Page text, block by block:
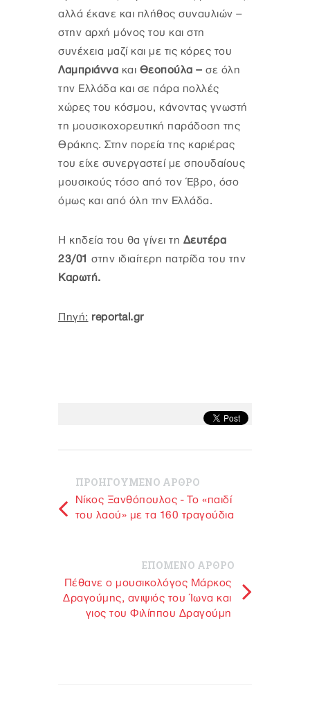
αλλά έκανε και πλήθος συναυλιών –
στην αρχή μόνος του και στη
συνέχεια μαζί και με τις κόρες του
Λαμπριάννα και Θεοπούλα – σε όλη
την Ελλάδα και σε πάρα πολλές
χώρες του κόσμου, κάνοντας γνωστή
τη μουσικοχορευτική παράδοση της
Θράκης. Στην πορεία της καριέρας
του είχε συνεργαστεί με σπουδαίους
μουσικούς τόσο από τον Έβρο, όσο
όμως και από όλη την Ελλάδα.
Η κηδεία του θα γίνει τη Δευτέρα
23/01 στην ιδιαίτερη πατρίδα του την
Καρωτή.
Πηγή: reportal.gr
ΠΡΟΗΓΟΥΜΕΝΟ ΑΡΘΡΟ
Νίκος Ξανθόπουλος - Το «παιδί
του λαού» με τα 160 τραγούδια
ΕΠΟΜΕΝΟ ΑΡΘΡΟ
Πέθανε ο μουσικολόγος Μάρκος
Δραγούμης, ανιψιός του Ίωνα και
γιος του Φιλίππου Δραγούμη